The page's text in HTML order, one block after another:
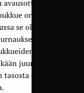
on
se oli
juuri tällä
ei